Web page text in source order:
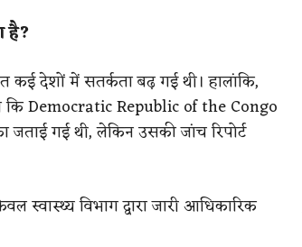
है?
कई देशों में सतर्कता बढ़ गई थी। हालांकि,
कि Democratic Republic of the Congo
गई थी, लेकिन उसकी जांच रिपोर्ट
स्वास्थ्य विभाग द्वारा जारी आधिकारिक